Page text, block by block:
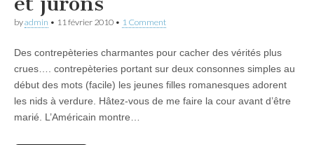
byadmin • 11 février 2010 • 1 Comment
Des contrepèteries charmantes pour cacher des vérités plus
crues…. contrepèteries portant sur deux consonnes simples au
début des mots (facile) les jeunes filles romanesques adorent
les nids à verdure. Hâtez-vous de me faire la cour avant d’être
marié. L’Américain montre…